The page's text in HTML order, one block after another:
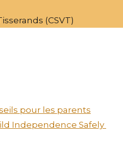
(CSVT)
pour les parents
Independence Safely